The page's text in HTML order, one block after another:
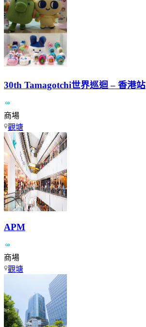
30th Tamagotchi世界巡迴 – 香港站
商場
觀塘
APM
商場
觀塘